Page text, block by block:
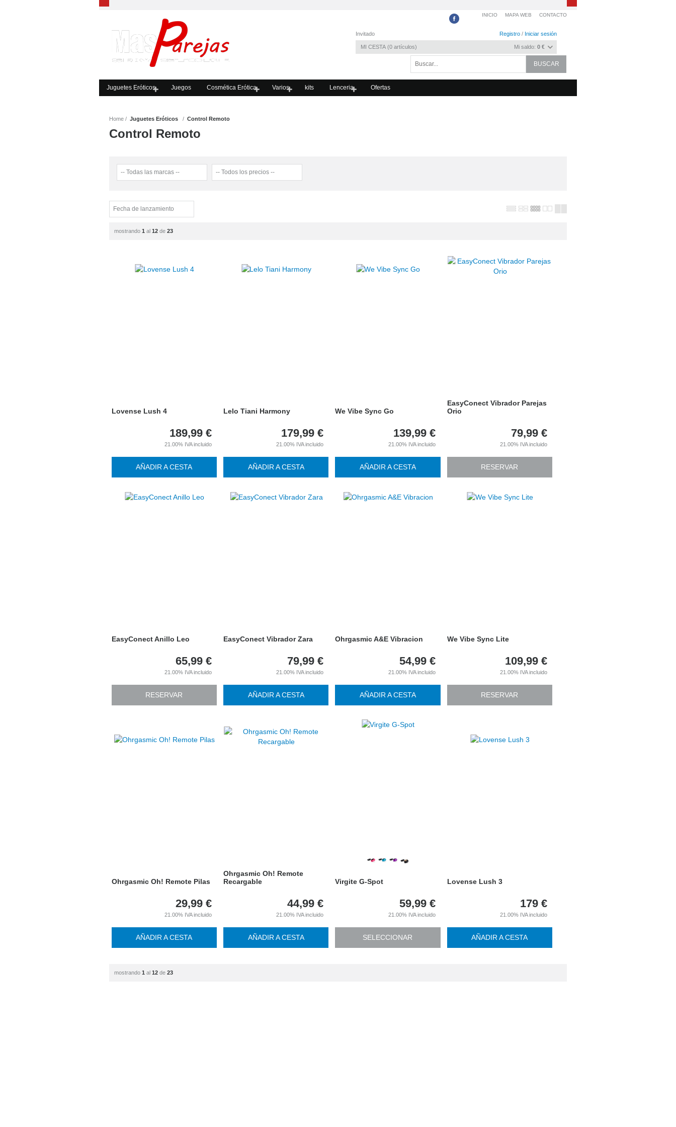
Invitado Registro / Iniciar sesión
MI CESTA 0 artículos Mi saldo: 0 €
INICIO MAPA WEB CONTACTO
Juguetes Eróticos Juegos Cosmética Erótica Varios kits Lenceria Ofertas
Home Juguetes Eróticos Control Remoto
Control Remoto
mostrando 1 al 12 de 23
Lovense Lush 4
189,99 €
21.00% IVA incluido
AÑADIR A CESTA
Lelo Tiani Harmony
179,99 €
21.00% IVA incluido
AÑADIR A CESTA
We Vibe Sync Go
139,99 €
21.00% IVA incluido
AÑADIR A CESTA
EasyConect Vibrador Parejas
Orio
79,99 €
21.00% IVA incluido
RESERVAR
EasyConect Anillo Leo
65,99 €
21.00% IVA incluido
RESERVAR
EasyConect Vibrador Zara
79,99 €
21.00% IVA incluido
AÑADIR A CESTA
Ohrgasmic A&E Vibracion
54,99 €
21.00% IVA incluido
AÑADIR A CESTA
We Vibe Sync Lite
109,99 €
21.00% IVA incluido
RESERVAR
Ohrgasmic Oh! Remote Pilas
29,99 €
21.00% IVA incluido
AÑADIR A CESTA
Ohrgasmic Oh! Remote
Recargable
44,99 €
21.00% IVA incluido
AÑADIR A CESTA
Virgite G-Spot
59,99 €
21.00% IVA incluido
SELECCIONAR
Lovense Lush 3
179 €
21.00% IVA incluido
AÑADIR A CESTA
mostrando 1 al 12 de 23